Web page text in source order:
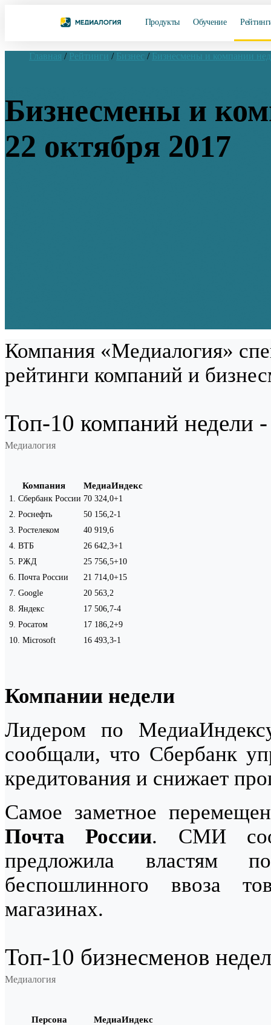
Продукты Обучение
Главная / Рейтинги / Бизнес / Бизнесмены и компании
Бизнесмены и
22 октября 2017
Компания «Медиалогия»
рейтинги компаний и
Топ-10 компаний недели
Медиалогия
Компания МедиаИндекс
1 Сбербанк России 70 324,0+1
2 Роснефть 50 156,2-1
3 Ростелеком
40 919,6
4 ВТБ 26 642,3+1
5 РЖД 25 756,5+10
6 Почта России 21 714,0+15
7 Google
20 563,2
8 Яндекс 17 506,7-4
9 Росатом 17 186,2+9
10 Microsoft 16 493,3-1
Компании недели
Лидером по
сообщали, что Сбербанк
кредитования и снижает
Самое заметное
Почта России. СМИ
предложила властям
беспошлинного ввоза
магазинах.
Топ-10 бизнесменов
Медиалогия
Персона МедиаИндекс